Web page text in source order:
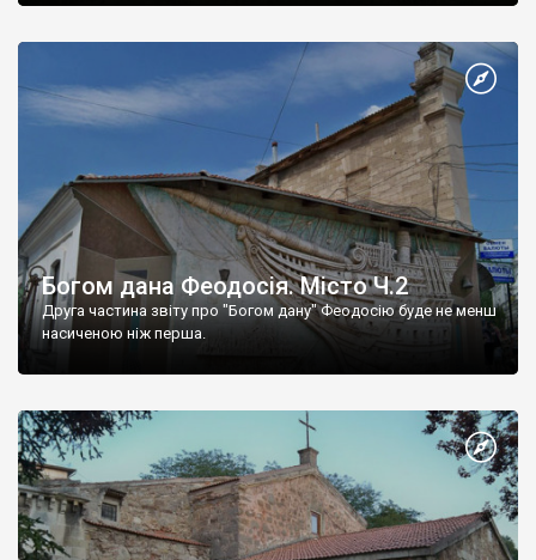
Богом дана Феодосія. Місто Ч.2
Друга частина звіту про "Богом дану" Феодосію буде не менш
насиченою ніж перша.